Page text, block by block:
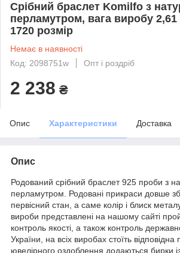
Срібний браслет Komilfo з
перламутром, вага виробу 2,61
1720 розмір
Немає в наявності
Код: 2098751w
Опт і роздріб
2 238 ₴
Опис Характеристики Доставка
Опис
Родований срібний браслет 925 проби з
перламутром. Родовані прикраси довше
первісний стан, а саме колір і блиск
вироби представлені на нашому сайті
контроль якості, а також контроль
України, на всіх виробах стоїть
ювелірного оздоблення додаються бирки